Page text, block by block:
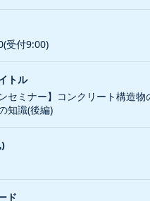
受付9:00)
セミナー】コンクリート構造
知識(後編)